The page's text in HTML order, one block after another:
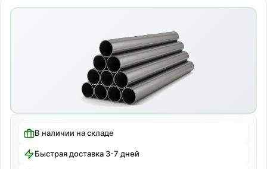
В наличии на складе
Быстрая доставка 3-7 дней